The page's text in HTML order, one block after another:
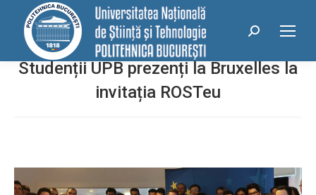
conținut
Search:
Studenții UPB prezenți la Bruxelles la
invitația ROSTeu